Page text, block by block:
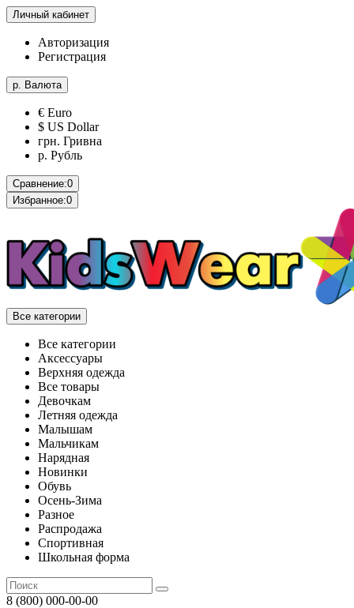
Личный кабинет
Авторизация
Регистрация
р. Валюта
€ Euro
$ US Dollar
грн. Гривна
р. Рубль
Сравнение:0
Избранное:0
Все категории
Все категории
Аксессуары
Верхняя одежда
Все товары
Девочкам
Летняя одежда
Малышам
Мальчикам
Нарядная
Новинки
Обувь
Осень-Зима
Разное
Распродажа
Спортивная
Школьная форма
8 (800) 000-00-00